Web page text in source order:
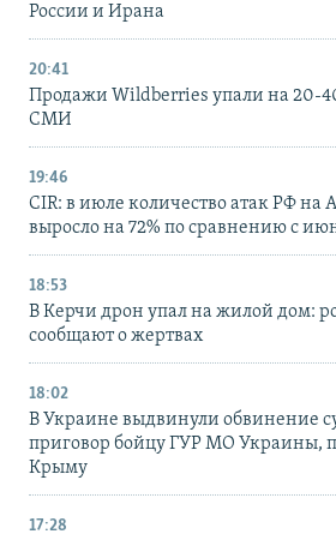
России и Ирана
20:41
Продажи Wildberries упали на 20-
СМИ
19:46
CIR: в июле количество атак РФ на
выросло на 72% по сравнению с
18:53
В Керчи дрон упал на жилой дом:
сообщают о жертвах
18:02
В Украине выдвинули обвинение
приговор бойцу ГУР МО Украины,
Крыму
17:28